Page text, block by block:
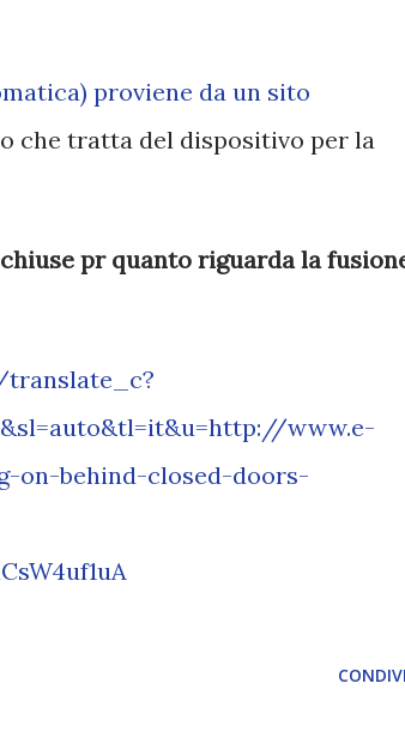
proviene da un sito
che tratta del dispositivo per la
pr quanto riguarda la
www.e-
on-behind-closed-doors-